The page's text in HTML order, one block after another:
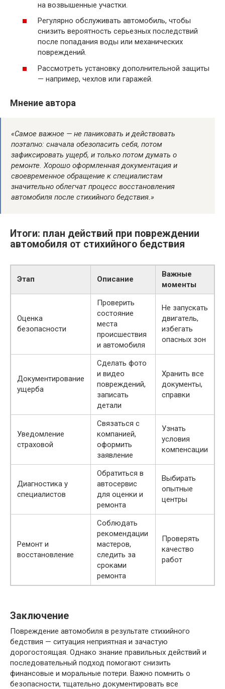
на возвышенные участки.
Регулярно обслуживать автомобиль, чтобы
снизить вероятность серьезных последствий
после попадания воды или механических
повреждений.
Рассмотреть установку дополнительной защиты
— например, чехлов или гаражей.
Мнение автора
«Самое важное — не паниковать и действовать
поэтапно: сначала обезопасить себя, потом
зафиксировать ущерб, и только потом думать о
ремонте. Хорошо оформленная документация и
своевременное обращение к специалистам
значительно облегчат процесс восстановления
автомобиля после стихийного бедствия.»
Итоги: план действий при повреждении
автомобиля от стихийного бедствия
Этап Описание
Важные
моменты
Оценка
безопасности
Проверить
состояние
места
происшествия
и автомобиля
Не запускать
двигатель,
избегать
опасных зон
Документирование
ущерба
Сделать фото
и видео
повреждений,
записать
детали
Хранить все
документы,
справки
Уведомление
страховой
Связаться с
компанией,
оформить
заявление
Узнать
условия
компенсации
Диагностика у
специалистов
Обратиться в
автосервис
для оценки и
ремонта
Выбирать
опытные
центры
Ремонт и
восстановление
Соблюдать
рекомендации
мастеров,
следить за
сроками
ремонта
Проверять
качество
работ
Заключение
Повреждение автомобиля в результате стихийного
бедствия — ситуация неприятная и зачастую
дорогостоящая. Однако знание правильных действий и
последовательный подход помогают снизить
финансовые и моральные потери. Важно помнить о
безопасности, тщательно документировать все